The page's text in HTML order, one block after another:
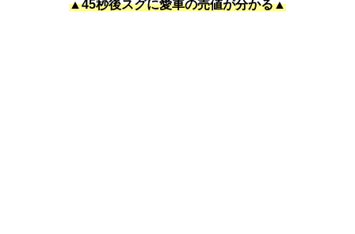
▲45秒後スグに愛車の売値が分かる▲